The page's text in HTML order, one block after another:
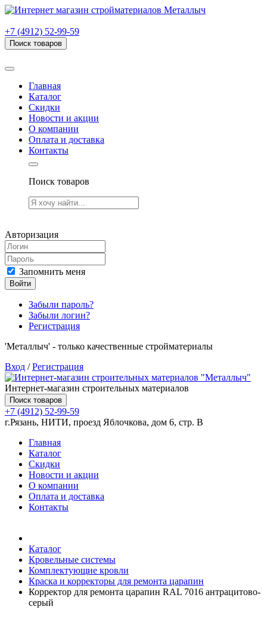
+7 (4912) 52-99-59
Поиск товаров
Главная
Каталог
Скидки
Новости и акции
О компании
Оплата и доставка
Контакты
Поиск товаров
Авторизация
Запомнить меня
Войти
Забыли пароль?
Забыли логин?
Регистрация
'Металлыч' - только качественные стройматериалы
Вход /Регистрация
Интернет-магазин строительных материалов
Поиск товаров
+7 (4912) 52-99-59
г.Рязань, НИТИ, проезд Яблочкова, дом 6, стр. В
Главная
Каталог
Скидки
Новости и акции
О компании
Оплата и доставка
Контакты
Каталог
Кровельные системы
Комплектующие кровли
Краска и корректоры для ремонта царапин
Корректор для ремонта царапин RAL 7016 антрацитово-
серый